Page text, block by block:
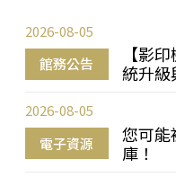
館務公告
【影
統升級
2026-08-05
電子資源
您可能
庫！
2026-08-05